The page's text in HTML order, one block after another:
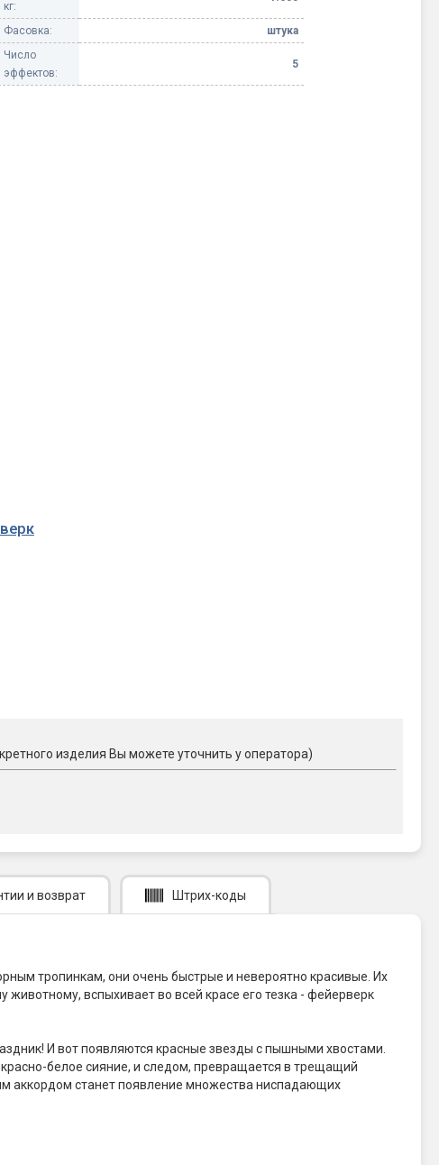
кг:
Фасовка:
штука
Число
эффектов:
5
изделия Вы можете уточнить у оператора)
и возврат Штрих-коды
тропинкам, они очень быстрые и невероятно красивые. Их
животному, вспыхивает во всей красе его тезка - фейерверк
И вот появляются красные звезды с пышными хвостами.
белое сияние, и следом, превращается в трещащий
аккордом станет появление множества ниспадающих